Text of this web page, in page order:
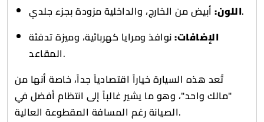
اللون:أبيض من الخارج، والداخلية مزودة بجزء جلدي.
الإضافات:نوافذ ومرايا كهربائية، وميزة تدفئة
المقاعد.
تُعد هذه السيارة خياراً اقتصادياً جداً، خاصة أنها من
"مالك واحد"، وهو ما يشير غالباً إلى انتظام أفضل في
الصيانة رغم المسافة المقطوعة العالية.